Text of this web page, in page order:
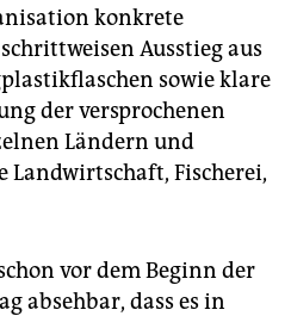
konkrete
Ausstieg aus
sowie klare
der versprochenen
Ländern und
Landwirtschaft, Fischerei,
vor dem Beginn der
absehbar, dass es in